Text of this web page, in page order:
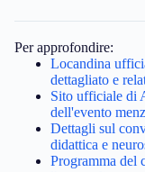
Per approfondire:
Locandina
dettagliato e
Sito ufficiale di
dell'evento
Dettagli sul
didattica e
Programma del